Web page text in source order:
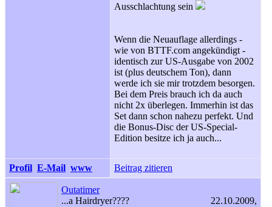
Ausschlachtung sein
Wenn die Neuauflage allerdings -
wie von BTTF.com angekündigt -
identisch zur US-Ausgabe von 2002
ist (plus deutschem Ton), dann
werde ich sie mir trotzdem besorgen.
Bei dem Preis brauch ich da auch
nicht 2x überlegen. Immerhin ist das
Set dann schon nahezu perfekt. Und
die Bonus-Disc der US-Special-
Edition besitze ich ja auch...
Profil E-Mail www Beitrag zitieren
Outatimer
...a Hairdryer????
22.10.2009,